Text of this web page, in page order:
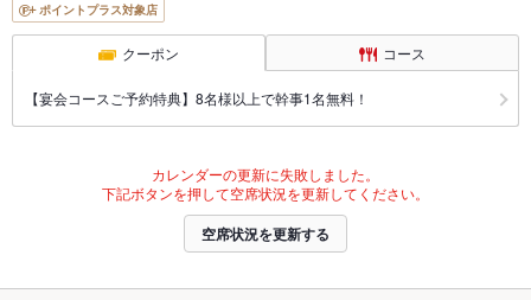
ポイントプラス対象店
クーポン コース
【宴会コースご予約特典】8名様以上で幹事1名無料！
カレンダーの更新に失敗しました。
下記ボタンを押して空席状況を更新してください。
空席状況を更新する